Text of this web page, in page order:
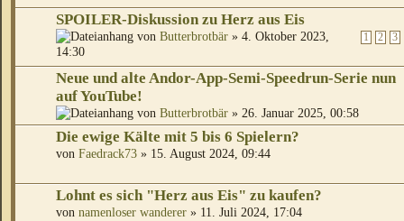
SPOILER-Diskussion zu Herz aus Eis
1 2 3
von Butterbrotbär » 4. Oktober 2023,
14:30
Neue und alte Andor-App-Semi-Speedrun-Serie nun
auf YouTube!
von Butterbrotbär » 26. Januar 2025, 00:58
Die ewige Kälte mit 5 bis 6 Spielern?
von Faedrack73 » 15. August 2024, 09:44
Lohnt es sich "Herz aus Eis" zu kaufen?
von namenloser wanderer » 11. Juli 2024, 17:04